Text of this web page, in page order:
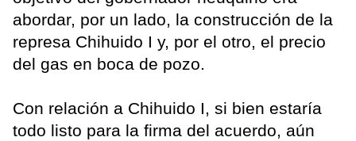
abordar, por un lado, la construcción de la
represa Chihuido I y, por el otro, el precio
del gas en boca de pozo.
Con relación a Chihuido I, si bien estaría
todo listo para la firma del acuerdo, aún